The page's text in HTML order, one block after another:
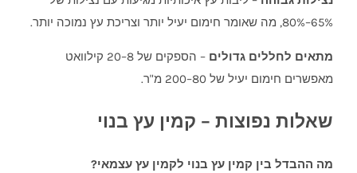
65%–80%, מה שאומר חימום יעיל יותר וצריכת עץ נמוכה יותר.
מתאים לחללים גדולים
– הספקים של 8–20 קילוואט
מאפשרים חימום יעיל של 80–200 מ"ר.
שאלות נפוצות – קמין עץ בנוי
מה ההבדל בין קמין עץ בנוי לקמין עץ עצמאי?